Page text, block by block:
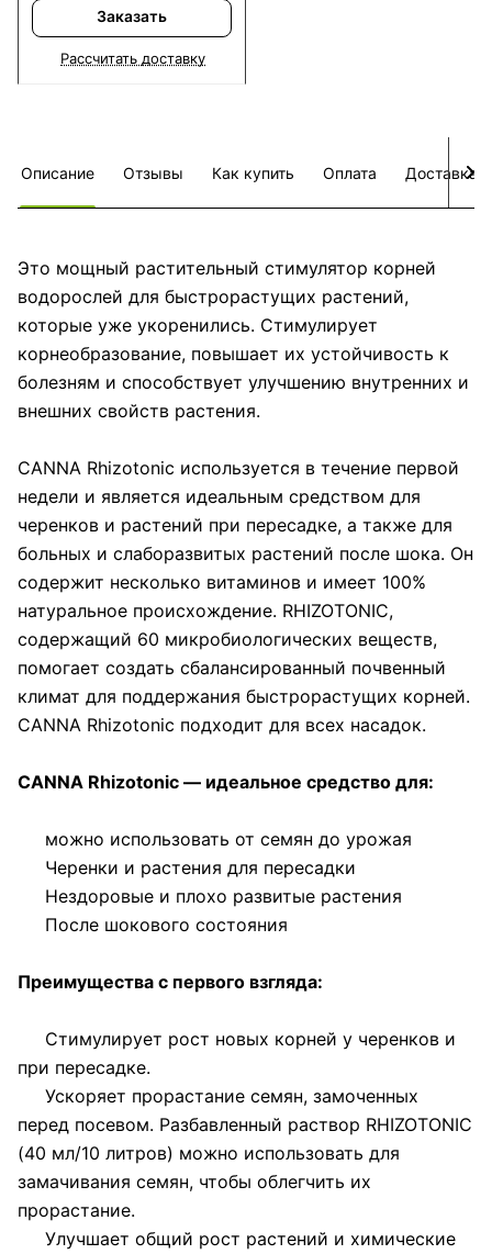
Заказать
Рассчитать доставку
Описание Отзывы Как купить Оплата Доставка
Это мощный растительный стимулятор корней
водорослей для быстрорастущих растений,
которые уже укоренились. Стимулирует
корнеобразование, повышает их устойчивость к
болезням и способствует улучшению внутренних и
внешних свойств растения.
CANNA Rhizotonic используется в течение первой
недели и является идеальным средством для
черенков и растений при пересадке, а также для
больных и слаборазвитых растений после шока. Он
содержит несколько витаминов и имеет 100%
натуральное происхождение. RHIZOTONIC,
содержащий 60 микробиологических веществ,
помогает создать сбалансированный почвенный
климат для поддержания быстрорастущих корней.
CANNA Rhizotonic подходит для всех насадок.
CANNA Rhizotonic — идеальное средство для:
можно использовать от семян до урожая
Черенки и растения для пересадки
Нездоровые и плохо развитые растения
После шокового состояния
Преимущества с первого взгляда:
Стимулирует рост новых корней у черенков и
при пересадке.
Ускоряет прорастание семян, замоченных
перед посевом. Разбавленный раствор RHIZOTONIC
(40 мл/10 литров) можно использовать для
замачивания семян, чтобы облегчить их
прорастание.
Улучшает общий рост растений и химические